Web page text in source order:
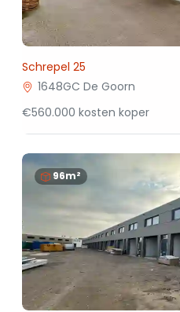
Schrepel 25
1648GC De Goorn
€560.000 kosten koper
96m²